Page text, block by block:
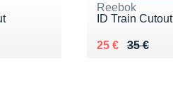
Reebok
ID Train Cutout
35 €
Au lieu de 35 €
25 €
Vendu 25 €